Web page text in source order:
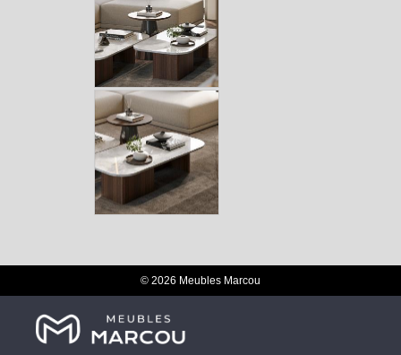
© 2026 Meubles Marcou